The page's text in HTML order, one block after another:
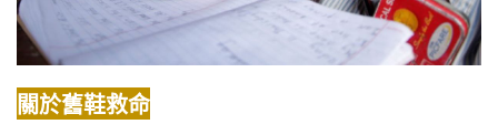
關於舊鞋救命